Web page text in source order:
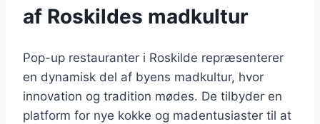
af Roskildes madkultur
Pop-up restauranter i Roskilde repræsenterer
en dynamisk del af byens madkultur, hvor
innovation og tradition mødes. De tilbyder en
platform for nye kokke og madentusiaster til at